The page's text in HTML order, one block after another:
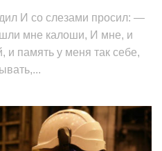
И со слезами просил: —
мне калоши, И мне, и
память у меня так себе,